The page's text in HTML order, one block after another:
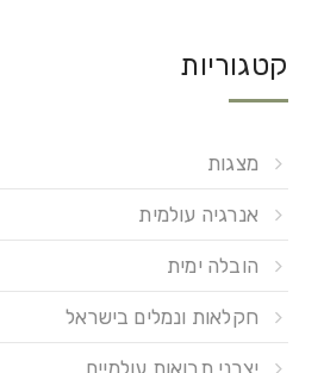
קטגוריות
מצגות
אנרגיה עולמית
הובלה ימית
חקלאות ונמלים בישראל